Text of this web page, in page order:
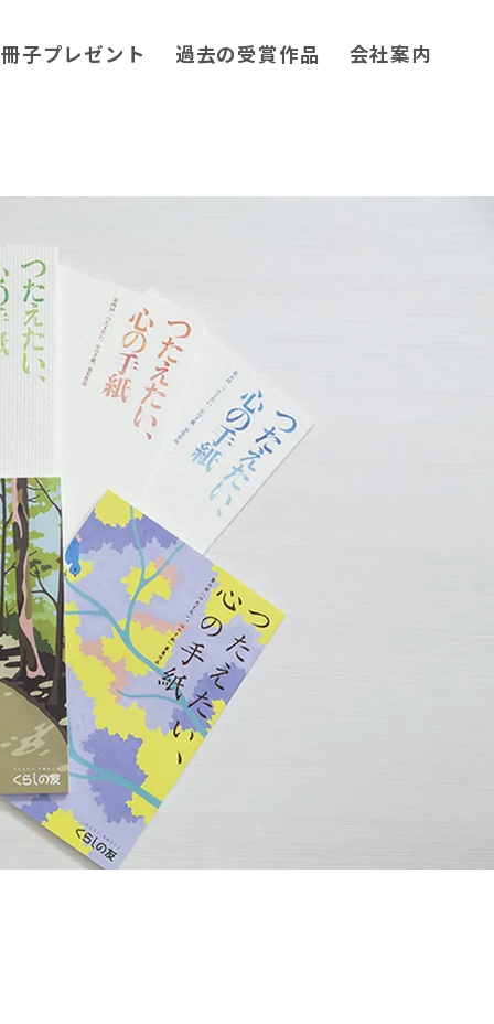
子プレゼント 過去の受賞作品 会社案内